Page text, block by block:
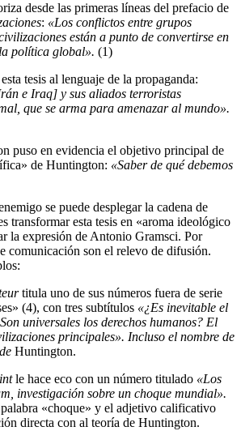
desde las primeras líneas del prefacio de
: «Los conflictos entre grupos
están a punto de convertirse en
política global». (1)
tesis al lenguaje de la propaganda:
e Iraq] y sus aliados terroristas
que se arma para amenazar al mundo».
puso en evidencia el objetivo principal de
de Huntington: «Saber de qué debemos
se puede desplegar la cadena de
transformar esta tesis en «aroma ideológico
la expresión de Antonio Gramsci. Por
comunicación son el relevo de difusión.
titula uno de sus números fuera de serie
(4), con tres subtítulos «¿Es inevitable el
universales los derechos humanos? El
principales». Incluso el nombre de
Huntington.
le hace eco con un número titulado «Los
investigación sobre un choque mundial».
«choque» y el adjetivo calificativo
directa con al teoría de Huntington.